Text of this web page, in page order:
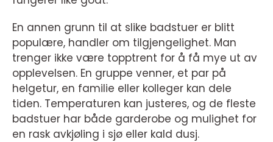
En annen grunn til at slike badstuer er blitt
populære, handler om tilgjengelighet. Man
trenger ikke være topptrent for å få mye ut av
opplevelsen. En gruppe venner, et par på
helgetur, en familie eller kolleger kan dele
tiden. Temperaturen kan justeres, og de fleste
badstuer har både garderobe og mulighet for
en rask avkjøling i sjø eller kald dusj.